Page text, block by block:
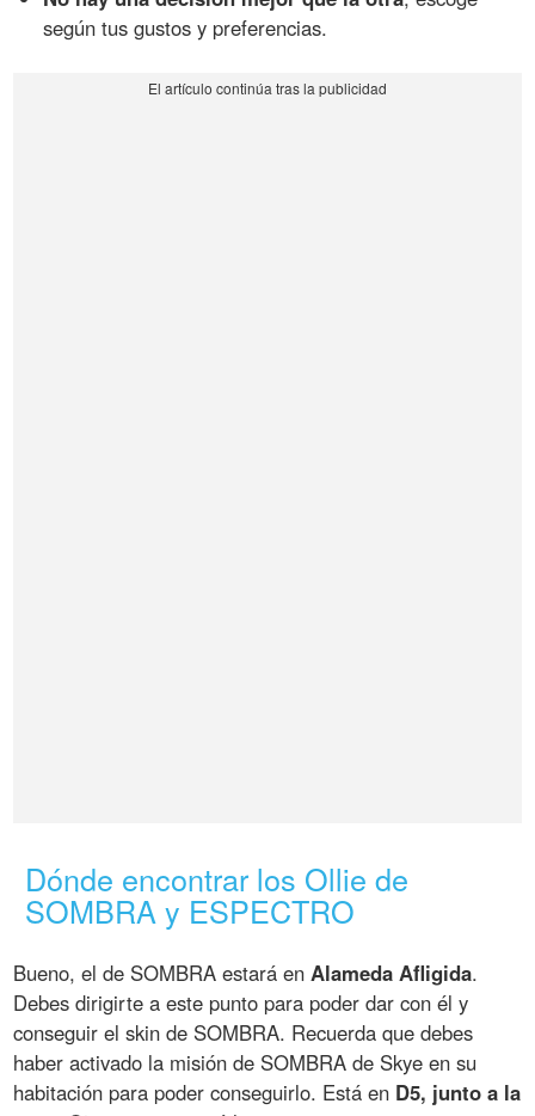
según tus gustos y preferencias.
Dónde encontrar los Ollie de
SOMBRA y ESPECTRO
Bueno, el de SOMBRA estará en Alameda Afligida.
Debes dirigirte a este punto para poder dar con él y
conseguir el skin de SOMBRA. Recuerda que debes
haber activado la misión de SOMBRA de Skye en su
habitación para poder conseguirlo. Está en D5, junto a la